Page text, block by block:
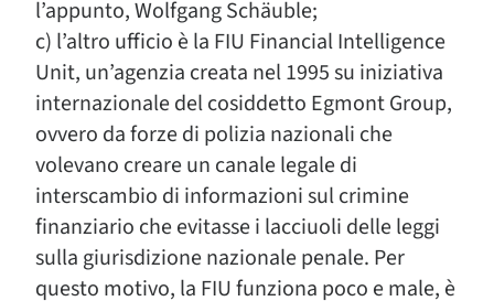
l’appunto, Wolfgang Schäuble;
c) l’altro ufficio è la FIU Financial Intelligence
Unit, un’agenzia creata nel 1995 su iniziativa
internazionale del cosiddetto Egmont Group,
ovvero da forze di polizia nazionali che
volevano creare un canale legale di
interscambio di informazioni sul crimine
finanziario che evitasse i lacciuoli delle leggi
sulla giurisdizione nazionale penale. Per
questo motivo, la FIU funziona poco e male, è